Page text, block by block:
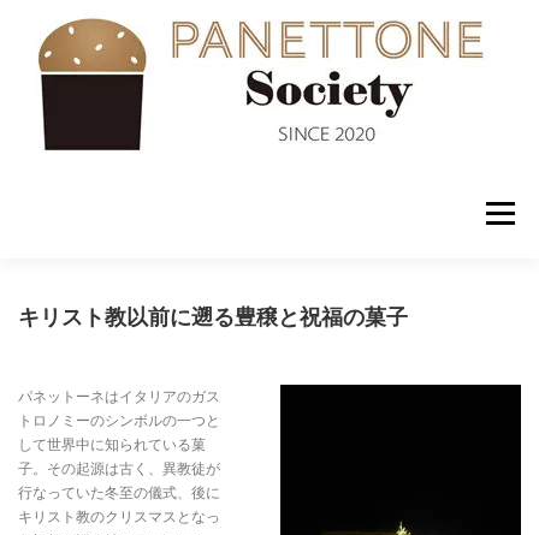
メニュー
入会案内 ABOUT US NEWS PANETTONE
SHOP セミナー
キリスト教以前に遡る豊穣と祝福の菓子
パネットーネはイタリアのガス
トロノミーのシンボルの一つと
して世界中に知られている菓
子。その起源は古く、異教徒が
行なっていた冬至の儀式、後に
キリスト教のクリスマスとなっ